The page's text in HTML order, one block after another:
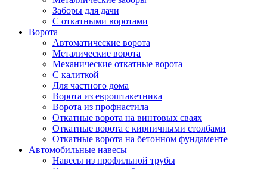
Заборы для дачи
С откатными воротами
Ворота
Автоматические ворота
Металические ворота
Механические откатные ворота
С калиткой
Для частного дома
Ворота из евроштакетника
Ворота из профнастила
Откатные ворота на винтовых сваях
Откатные ворота с кирпичными столбами
Откатные ворота на бетонном фундаменте
Автомобильные навесы
Навесы из профильной трубы